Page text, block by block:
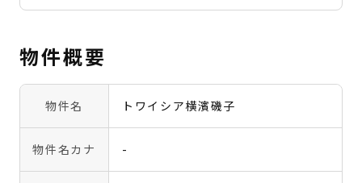
物件概要
物件名 トワイシア横濱磯子
物件名カナ -